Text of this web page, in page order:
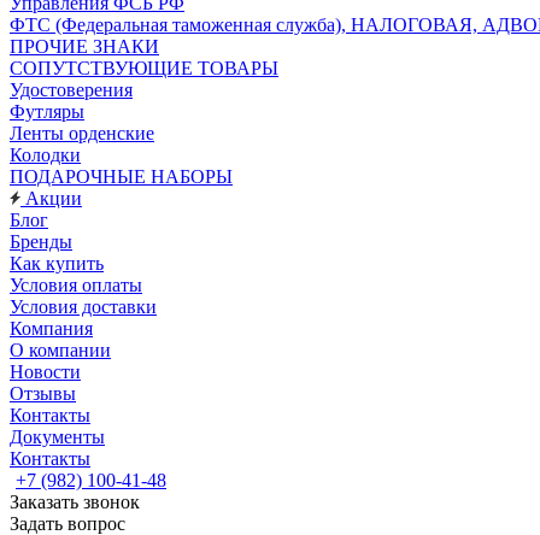
ФТС (Федеральная таможенная служба), НАЛОГОВАЯ,
ПРОЧИЕ ЗНАКИ
СОПУТСТВУЮЩИЕ ТОВАРЫ
Удостоверения
Футляры
Ленты орденские
Колодки
ПОДАРОЧНЫЕ НАБОРЫ
Акции
Блог
Бренды
Как купить
Условия оплаты
Условия доставки
Компания
О компании
Новости
Отзывы
Контакты
Документы
Контакты
+7 (982) 100-41-48
Заказать звонок
Задать вопрос